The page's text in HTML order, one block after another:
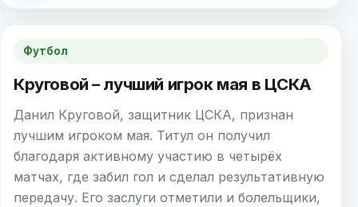
Футбол
Круговой – лучший игрок мая в ЦСКА
Данил Круговой, защитник ЦСКА, признан
лучшим игроком мая. Титул он получил
благодаря активному участию в четырёх
матчах, где забил гол и сделал результативную
передачу. Его заслуги отметили и болельщики,